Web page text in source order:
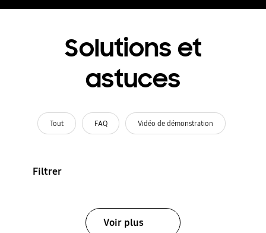
Solutions et
astuces
Tout FAQ Vidéo de démonstration
Filtrer
Voir plus